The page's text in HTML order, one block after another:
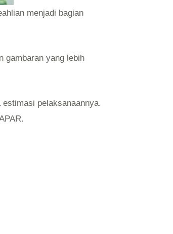
menjadi bagian
gambaran yang lebih
pelaksanaannya.